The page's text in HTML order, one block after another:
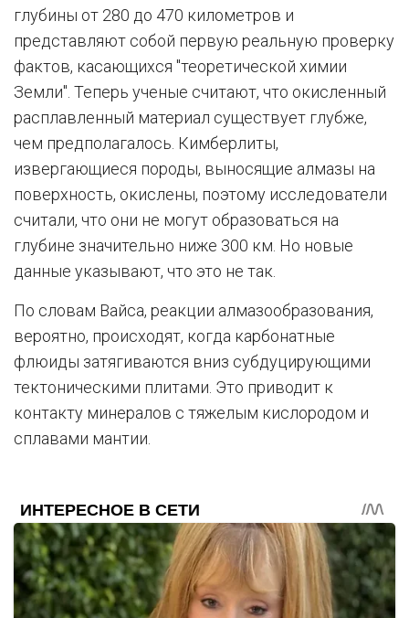
глубины от 280 до 470 километров и
представляют собой первую реальную проверку
фактов, касающихся "теоретической химии
Земли". Теперь ученые считают, что окисленный
расплавленный материал существует глубже,
чем предполагалось. Кимберлиты,
извергающиеся породы, выносящие алмазы на
поверхность, окислены, поэтому исследователи
считали, что они не могут образоваться на
глубине значительно ниже 300 км. Но новые
данные указывают, что это не так.
По словам Вайса, реакции алмазообразования,
вероятно, происходят, когда карбонатные
флюиды затягиваются вниз субдуцирующими
тектоническими плитами. Это приводит к
контакту минералов с тяжелым кислородом и
сплавами мантии.